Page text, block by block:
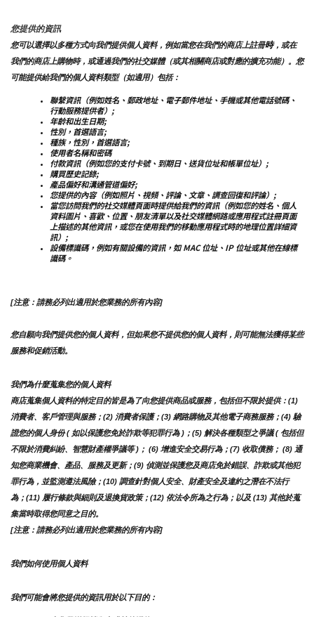
您提供的資訊
您可以選擇以多種方式向我們提供個人資料，例如當您在我們的商店上註冊時，或在
我們的商店上購物時，或通過我們的社交媒體（或其相關商店或對應的擴充功能）。您
可能提供給我們的個人資料類型（如適用）包括：
聯繫資訊（例如姓名、郵政地址、電子郵件地址、手機或其他電話號碼、
行動服務提供者）;
年齡和出生日期;
性別，首選語言;
種族，性別，首選語言;
使用者名稱和密碼
付款資訊（例如您的支付卡號、到期日、送貨位址和帳單位址）;
購買歷史記錄;
產品偏好和溝通管道偏好;
您提供的內容（例如照片、視頻、評論、文章、調查回復和評論）;
當您訪問我們的社交媒體頁面時提供給我們的資訊（例如您的姓名、個人
資料圖片、喜歡、位置、朋友清單以及社交媒體網路或應用程式註冊頁面
上描述的其他資訊，或您在使用我們的移動應用程式時的地理位置詳細資
訊）;
設備標識碼，例如有關設備的資訊，如 MAC 位址、IP 位址或其他在線標
識碼。
[注意：請務必列出適用於您業務的所有內容]
您自願向我們提供您的個人資料，但如果您不提供您的個人資料，則可能無法獲得某些
服務和促銷活動。
我們為什麼蒐集您的個人資料
商店蒐集個人資料的特定目的皆是為了向您提供商品或服務，包括但不限於提供：(1)
消費者、客戶管理與服務；(2) 消費者保護；(3) 網路購物及其他電子商務服務；(4) 驗
證您的個人身份 ( 如以保護您免於詐欺等犯罪行為 )；(5) 解決各種類型之爭議 ( 包括但
不限於消費糾紛、智慧財產權爭議等 )； (6) 增進安全交易行為；(7) 收取債務； (8) 通
知您商業機會、產品、服務及更新；(9) 偵測並保護您及商店免於錯誤、詐欺或其他犯
罪行為，並監測遵法風險；(10) 調查針對個人安全、財產安全及違約之潛在不法行
為；(11) 履行條款與細則及退換貨政策；(12) 依法令所為之行為；以及 (13) 其他於蒐
集當時取得您同意之目的。
[注意：請務必列出適用於您業務的所有內容]
我們如何使用個人資料
我們可能會將您提供的資訊用於以下目的：